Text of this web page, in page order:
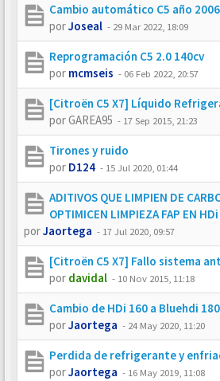
Cambio automático C5 año 2006
porJoseal - 29 Mar 2022, 18:09
Reprogramación C5 2.0 140cv
por mcmseis - 06 Feb 2022, 20:57
[Citroën C5 X7] Líquido
porGAREA95 - 17 Sep 2015, 21:23
Tirones y ruido
por D124 - 15 Jul 2020, 01:44
ADITIVOS QUE LIMPIEN DE
OPTIMICEN LIMPIEZA FAP EN
porJaortega - 17 Jul 2020, 09:57
[Citroën C5 X7] Fallo sistema
por davidal - 10 Nov 2015, 11:18
Cambio de HDi 160 a Bluehdi
porJaortega - 24 May 2020, 11:20
Perdida de refrigerante y
porJaortega - 16 May 2019, 11:08